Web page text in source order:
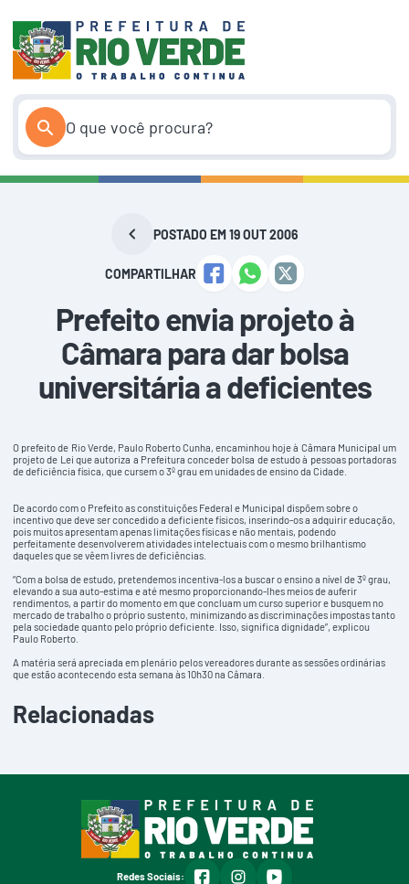
conteúdo
POSTADO EM 19 OUT 2006
COMPARTILHAR
Prefeito envia projeto à
Câmara para dar bolsa
universitária a deficientes
O prefeito de Rio Verde, Paulo Roberto Cunha, encaminhou hoje à Câmara Municipal um
projeto de Lei que autoriza a Prefeitura conceder bolsa de estudo à pessoas portadoras
de deficiência física, que cursem o 3º grau em unidades de ensino da Cidade.
De acordo com o Prefeito as constituições Federal e Municipal dispõem sobre o
incentivo que deve ser concedido a deficiente físicos, inserindo-os a adquirir educação,
pois muitos apresentam apenas limitações físicas e não mentais, podendo
perfeitamente desenvolverem atividades intelectuais com o mesmo brilhantismo
daqueles que se vêem livres de deficiências.
“Com a bolsa de estudo, pretendemos incentiva-los a buscar o ensino a nível de 3º grau,
elevando a sua auto-estima e até mesmo proporcionando-lhes meios de auferir
rendimentos, a partir do momento em que concluam um curso superior e busquem no
mercado de trabalho o próprio sustento, minimizando as discriminações impostas tanto
pela sociedade quanto pelo próprio deficiente. Isso, significa dignidade”, explicou
Paulo Roberto.
A matéria será apreciada em plenário pelos vereadores durante as sessões ordinárias
que estão acontecendo esta semana às 10h30 na Câmara.
Relacionadas
Redes Sociais: facebookinstagramyoutube